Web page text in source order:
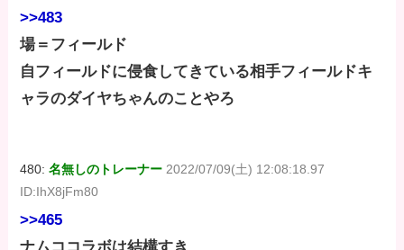
>>483
場＝フィールド
自フィールドに侵食してきている相手フィールドキ
ャラのダイヤちゃんのことやろ
480:名無しのトレーナー 2022/07/09(土) 12:08:18.97
ID:IhX8jFm80
>>465